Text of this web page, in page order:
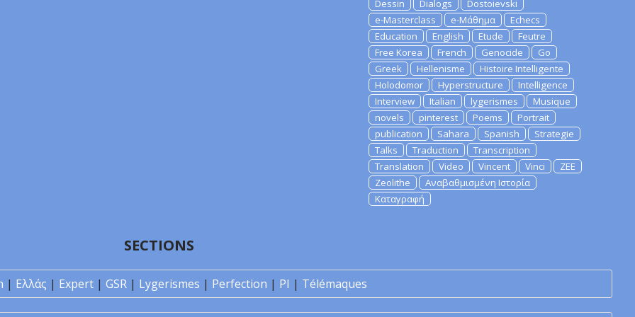
Dessin
Dialogs
Dostoievski
e-Masterclass
e-Μάθημα
Echecs
Education
English Etude
Feutre
Free Korea
French Genocide
Go
Greek
Hellenisme
Histoire Intelligente
Holodomor
Hyperstructure
Intelligence
Interview
Italian lygerismes
Musique
novels
pinterest Poems
Portrait
publication
Sahara Spanish
Strategie
Talks
Traduction
Transcription
Translation
Video Vincent Vinci
ZEE
Zeolithe
Αναβαθμισμένη Ιστορία
Καταγραφή
SECTIONS
| Ελλάς | Expert | GSR | Lygerismes | Perfection | PI | Télémaques